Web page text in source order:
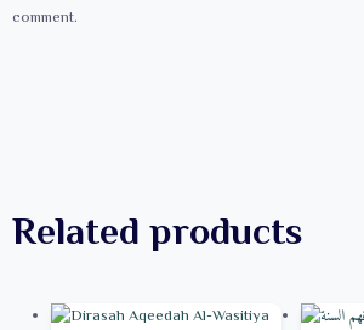
comment.
Related products